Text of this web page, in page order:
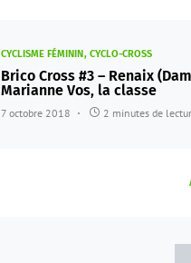
CYCLISME FÉMININ CYCLO-CROSS
Brico Cross #3 – Renaix
Marianne Vos, la classe
7 octobre 2018 2 minutes de